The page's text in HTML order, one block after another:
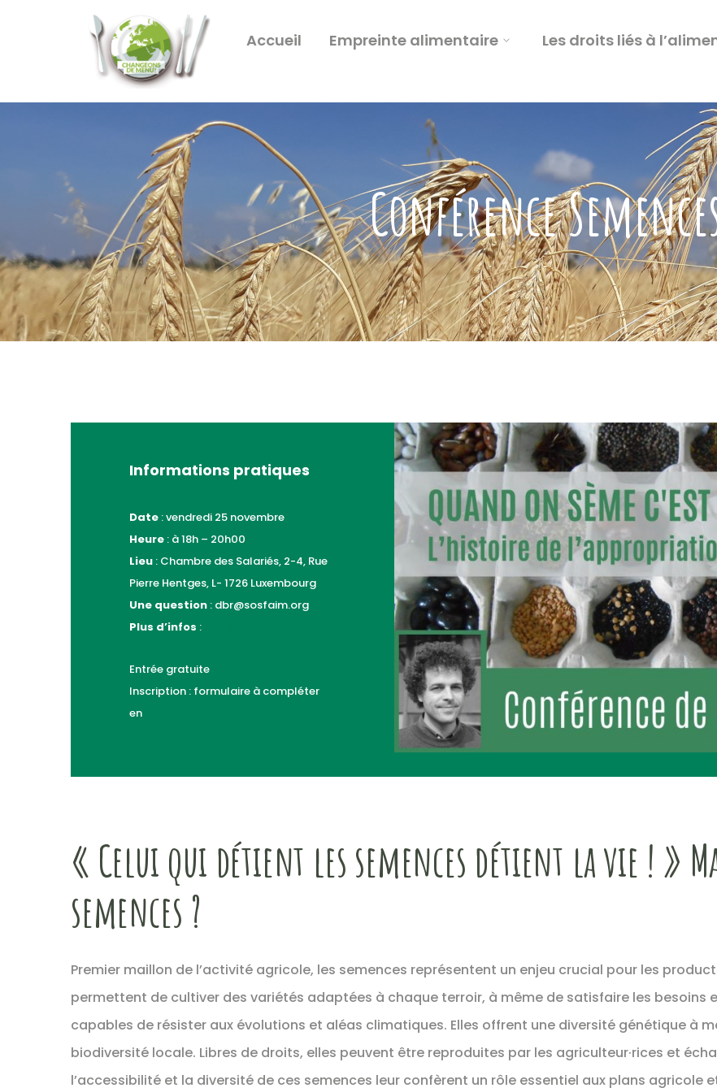
Accueil Empreinte alimentaire Les droits liés à
Conférence
Informations pratiques
Date : vendredi 25 novembre
Heure: à 18h – 20h00
Lieu: Chambre des Salariés, 2-4, Rue
Pierre Hentges, L- 1726 Luxembourg
Une question: dbr@sosfaim.org
Plus d’infos :
Entrée gratuite
Inscription : formulaire à compléter
en
« Celui qui détient les semences détient la vie ! »
semences ?
Premier maillon de l’activité agricole, les semences représentent un enjeu crucial pour les
permettent de cultiver des variétés adaptées à chaque terroir, à même de satisfaire les
capables de résister aux évolutions et aléas climatiques. Elles offrent une diversité génétique à
biodiversité locale. Libres de droits, elles peuvent être reproduites par les agriculteur·rices et
l’accessibilité et la diversité de ces semences leur confèrent un rôle essentiel aux plans agricole